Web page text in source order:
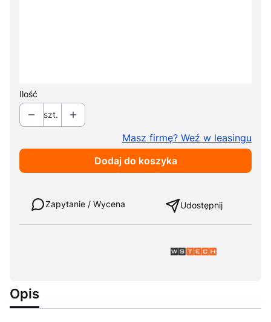
Ilość
szt.
Masz firmę? Weź w leasingu
Dodaj do koszyka
Zapytanie / Wycena Udostępnij
Opis